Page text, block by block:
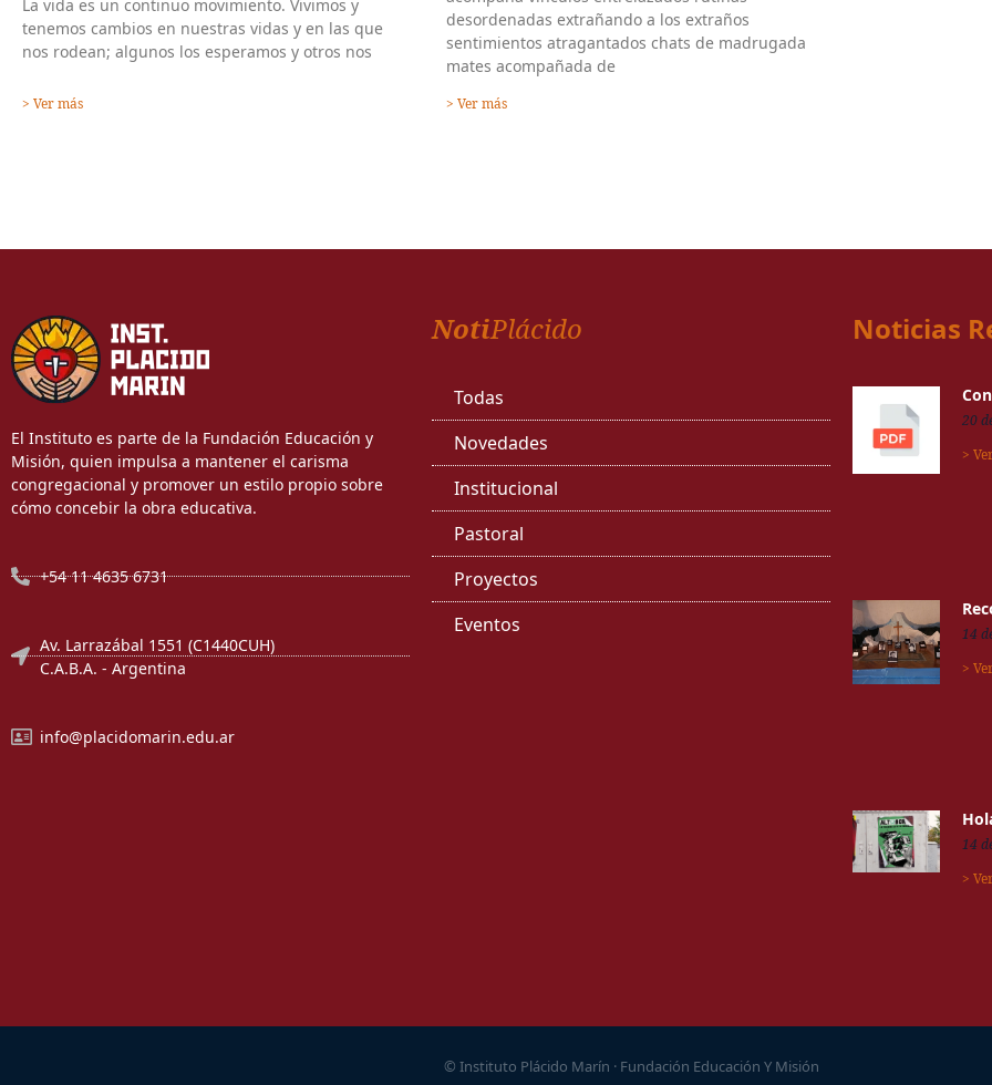
La vida es un continuo movimiento. Vivimos y
tenemos cambios en nuestras vidas y en las que
nos rodean; algunos los esperamos y otros nos
> Ver más
desordenadas extrañando a los extraños
sentimientos atragantados chats de madrugada
mates acompañada de
> Ver más
El Instituto es parte de la Fundación Educación y
Misión, quien impulsa a mantener el carisma
congregacional y promover un estilo propio sobre
cómo concebir la obra educativa.
+54 11 4635 6731
Av. Larrazábal 1551 (C1440CUH)
C.A.B.A. - Argentina
info@placidomarin.edu.ar
NotiPlácido
Todas
Novedades
Institucional
Pastoral
Proyectos
Eventos
Noticias
20
>
14
>
14
>
© Instituto Plácido Marín · Fundación Educación Y Misión